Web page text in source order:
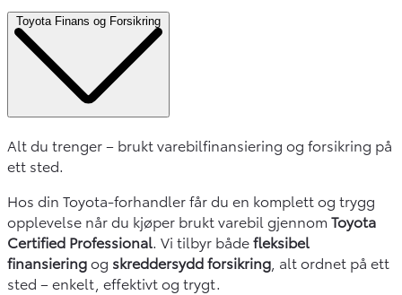
Toyota Finans og Forsikring
Alt du trenger – brukt varebilfinansiering og forsikring på
ett sted.
Hos din Toyota-forhandler får du en komplett og trygg
opplevelse når du kjøper brukt varebil gjennom Toyota
Certified Professional. Vi tilbyr bådefleksibel
finansieringog skreddersydd forsikring , alt ordnet på ett
sted – enkelt, effektivt og trygt.